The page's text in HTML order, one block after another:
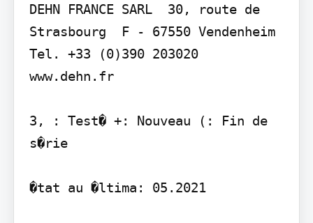
DEHN FRANCE SARL  30, route de
Strasbourg  F - 67550 Vendenheim
Tel. +33 (0)390 203020
www.dehn.fr
3, : Test� +: Nouveau (: Fin de
s�rie
�tat au �ltima: 05.2021